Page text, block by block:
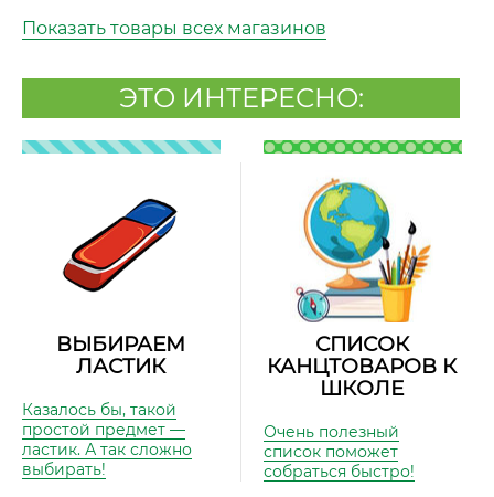
Показать товары всех магазинов
ЭТО ИНТЕРЕСНО:
ВЫБИРАЕМ
ЛАСТИК
Казалось бы, такой
простой предмет —
ластик. А так сложно
выбирать!
СПИСОК
КАНЦТОВАРОВ К
ШКОЛЕ
Очень полезный
список поможет
собраться быстро!